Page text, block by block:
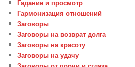
Гадание и просмотр
Гармонизация отношений
Заговоры
Заговоры на возврат долга
Заговоры на красоту
Заговоры на удачу